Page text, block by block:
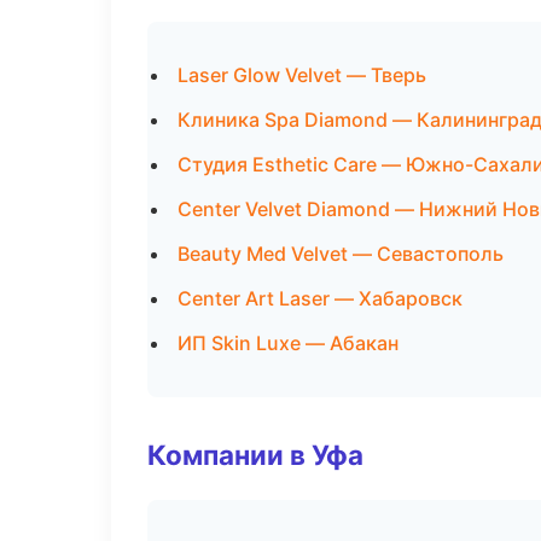
Laser Glow Velvet — Тверь
Клиника Spa Diamond — Калининград
Студия Esthetic Care — Южно-
Center Velvet Diamond — Нижний
Beauty Med Velvet — Севастополь
Center Art Laser — Хабаровск
ИП Skin Luxe — Абакан
Компании в Уфа